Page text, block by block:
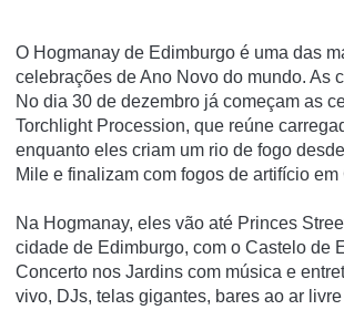
O Hogmanay de Edimburgo é uma das
celebrações de Ano Novo do mundo. As
No dia 30 de dezembro já começam as
Torchlight Procession, que reúne
enquanto eles criam um rio de fogo
Mile e finalizam com fogos de artifício
Na Hogmanay, eles vão até Princes
cidade de Edimburgo, com o Castelo de
Concerto nos Jardins com música e
vivo, DJs, telas gigantes, bares ao ar